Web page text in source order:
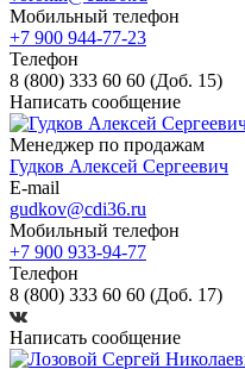
Мобильный телефон
+7 900 944-77-23
Телефон
8 (800) 333 60 60 (Доб. 15)
Написать сообщение
Менеджер по продажам
Гудков Алексей Сергеевич
E-mail
gudkov@cdi36.ru
Мобильный телефон
+7 900 933-94-77
Телефон
8 (800) 333 60 60 (Доб. 17)
Написать сообщение